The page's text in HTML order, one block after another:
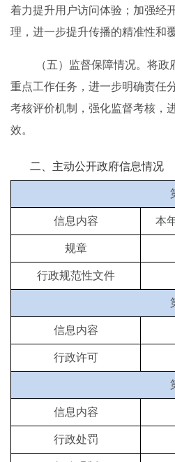
着力提升用户访问体验；加强经
理，进一步提升传播的精准性和
（五）监督保障情况。 将政
重点工作任务，进一步明确责任
考核评价机制，强化监督考核，
效。
二、主动公开政府信息情况
信息内容 本
规章
行政规范性文件
信息内容
行政许可
信息内容
行政处罚